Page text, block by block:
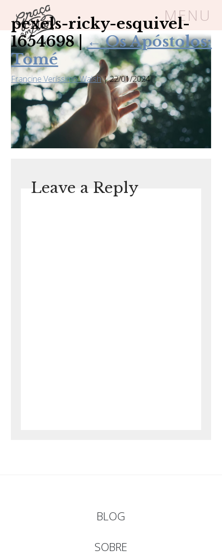
MENU
Um espaço seguro onde mulheres
cristãs podem florescer em Cristo
Livros Carrinho Login
BLOG
pexels-ricky-esquivel-
1654698| ←Os Apóstolos:
Tomé
Francine Veríssimo Walsh|22/01/2024
Leave a Reply
BLOG
SOBRE